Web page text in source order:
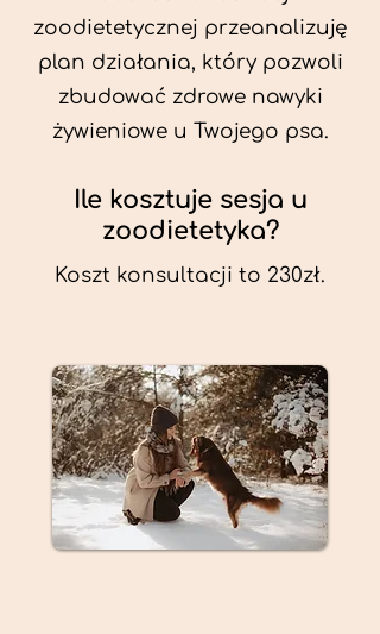
zoodietetycznej przeanalizuję
plan działania, który pozwoli
zbudować zdrowe nawyki
żywieniowe u Twojego psa.
Ile kosztuje sesja u
zoodietetyka?
Koszt konsultacji to 230zł.